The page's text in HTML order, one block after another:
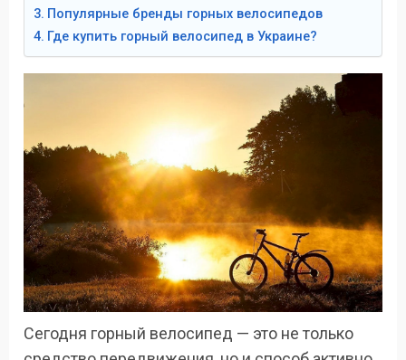
Популярные бренды горных велосипедов
Где купить горный велосипед в Украине?
Сегодня горный велосипед — это не только